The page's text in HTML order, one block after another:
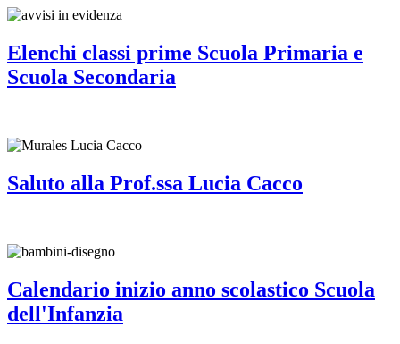
Elenchi classi prime Scuola Primaria e
Scuola Secondaria
Saluto alla Prof.ssa Lucia Cacco
Calendario inizio anno scolastico Scuola
dell'Infanzia